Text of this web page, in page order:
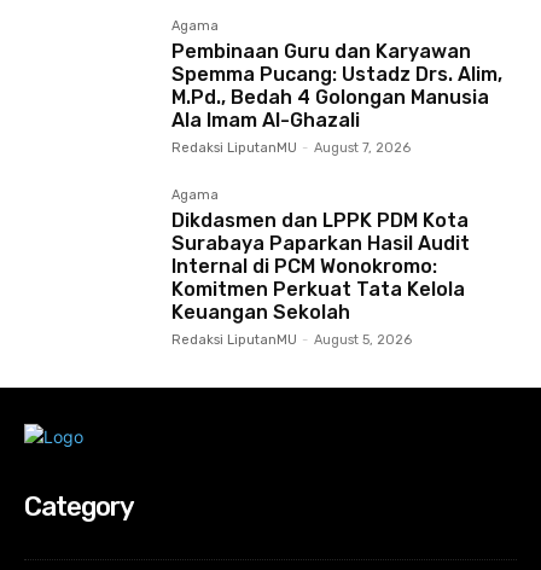
Agama
Pembinaan Guru dan Karyawan
Spemma Pucang: Ustadz Drs. Alim,
M.Pd., Bedah 4 Golongan Manusia
Ala Imam Al-Ghazali
Redaksi LiputanMU - August 7, 2026
Agama
Dikdasmen dan LPPK PDM Kota
Surabaya Paparkan Hasil Audit
Internal di PCM Wonokromo:
Komitmen Perkuat Tata Kelola
Keuangan Sekolah
Redaksi LiputanMU - August 5, 2026
Category